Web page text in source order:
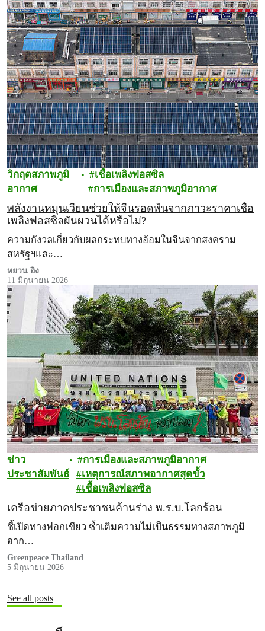
วิกฤตสภาพภูมิ
อากาศ
เชื้อเพลิงฟอสซิล
การเมืองและสภาพภูมิอากาศ
พลังงานหมุนเวียนช่วยให้จีนรอดพ้นจากภาวะราคาเชื้อ
เพลิงฟอสซิลผันผวนได้หรือไม่?
ความกังวลเกี่ยวกับผลกระทบทางอ้อมในจีนจากสงคราม
สหรัฐฯและ…
หยวน อิง
11 มิถุนายน 2026
ข่าว
ประชาสัมพันธ์
การเมืองและสภาพภูมิอากาศ
เหตุการณ์สภาพอากาศสุดขั้ว
เชื้อเพลิงฟอสซิล
เครือข่ายภาคประชาชนค้านร่าง พ.ร.บ.โลกร้อน
ชี้เปิดทางฟอกเขียว ซ้ำเติมความไม่เป็นธรรมทางสภาพภูมิ
อาก…
Greenpeace Thailand
5 มิถุนายน 2026
See all posts